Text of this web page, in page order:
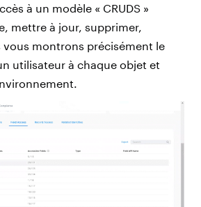
à un modèle « CRUDS »
mettre à jour, supprimer,
vous montrons précisément le
utilisateur à chaque objet et